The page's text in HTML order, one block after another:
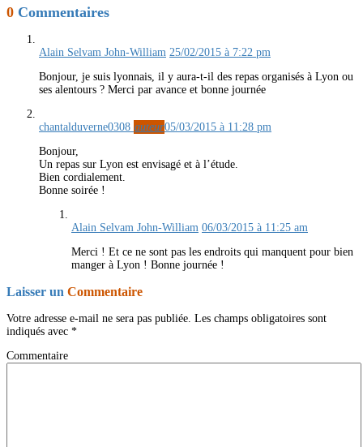
0 Commentaires
Alain Selvam John-William 25/02/2015 à 7:22 pm
Bonjour, je suis lyonnais, il y aura-t-il des repas organisés à Lyon ou
ses alentours ? Merci par avance et bonne journée
chantalduverne0308 auteur05/03/2015 à 11:28 pm
Bonjour,
Un repas sur Lyon est envisagé et à l’étude.
Bien cordialement.
Bonne soirée !
Alain Selvam John-William 06/03/2015 à 11:25 am
Merci ! Et ce ne sont pas les endroits qui manquent pour bien
manger à Lyon ! Bonne journée !
Laisser un Commentaire
Votre adresse e-mail ne sera pas publiée. Les champs obligatoires sont
indiqués avec *
Commentaire